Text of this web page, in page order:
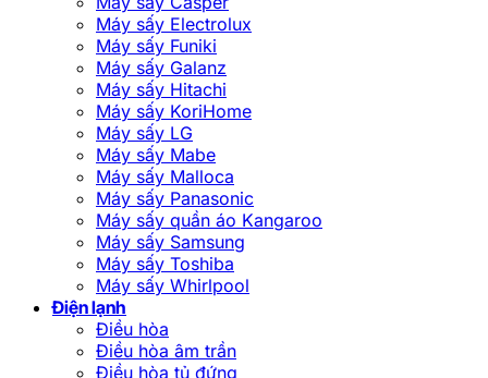
Máy sấy Electrolux
Máy sấy Funiki
Máy sấy Galanz
Máy sấy Hitachi
Máy sấy KoriHome
Máy sấy LG
Máy sấy Mabe
Máy sấy Malloca
Máy sấy Panasonic
Máy sấy quần áo Kangaroo
Máy sấy Samsung
Máy sấy Toshiba
Máy sấy Whirlpool
Điện lạnh
Điều hòa
Điều hòa âm trần
Điều hòa tủ đứng